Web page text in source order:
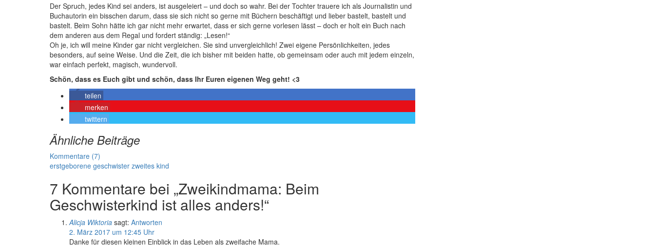
Der Spruch, jedes Kind sei anders, ist ausgeleiert – und doch so wahr. Bei der Tochter trauere ich als Journalistin und
Buchautorin ein bisschen darum, dass sie sich nicht so gerne mit Büchern beschäftigt und lieber bastelt, bastelt und
bastelt. Beim Sohn hätte ich gar nicht mehr erwartet, dass er sich gerne vorlesen lässt – doch er holt ein Buch nach
dem anderen aus dem Regal und fordert ständig: „Lesen!“
Oh je, ich will meine Kinder gar nicht vergleichen. Sie sind unvergleichlich! Zwei eigene Persönlichkeiten, jedes
besonders, auf seine Weise. Und die Zeit, die ich bisher mit beiden hatte, ob gemeinsam oder auch mit jedem einzeln,
war einfach perfekt, magisch, wundervoll.
Schön, dass es Euch gibt und schön, dass Ihr Euren eigenen Weg geht! <3
teilen
merken
twittern
Ähnliche Beiträge
Kommentare (7)
erstgeborene geschwister zweites kind
7 Kommentare bei „Zweikindmama: Beim
Geschwisterkind ist alles anders!“
Alicja Wiktoria sagt: Antworten
2. März 2017 um 12:45 Uhr
Danke für diesen kleinen Einblick in das Leben als zweifache Mama.